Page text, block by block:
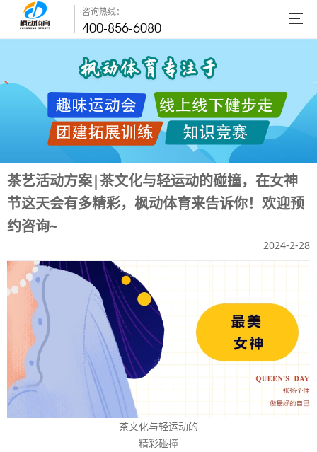
咨询热线：
400-856-6080
茶艺活动方案|茶文化与轻运动的碰撞，在女神
节这天会有多精彩，枫动体育来告诉你！欢迎预
约咨询~
2024-2-28
茶文化与轻运动的
精彩碰撞